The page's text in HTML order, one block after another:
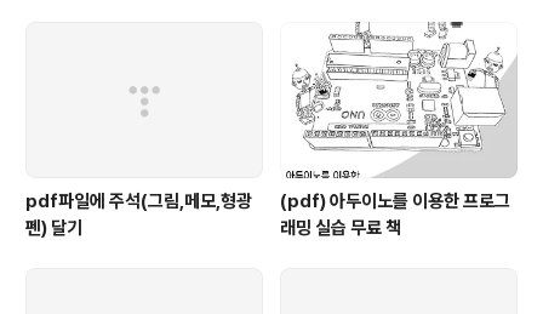
pdf파일에 주석(그림,메모,형광
펜) 달기
(pdf) 아두이노를 이용한 프로그
래밍 실습 무료 책